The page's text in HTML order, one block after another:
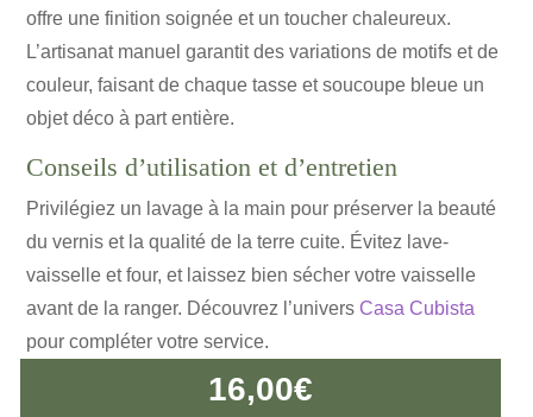
offre une finition soignée et un toucher chaleureux.
L’artisanat manuel garantit des variations de motifs et de
couleur, faisant de chaque tasse et soucoupe bleue un
objet déco à part entière.
Conseils d’utilisation et d’entretien
Privilégiez un lavage à la main pour préserver la beauté
du vernis et la qualité de la terre cuite. Évitez lave-
vaisselle et four, et laissez bien sécher votre vaisselle
avant de la ranger. Découvrez l’universCasa Cubista
pour compléter votre service.
16,00€